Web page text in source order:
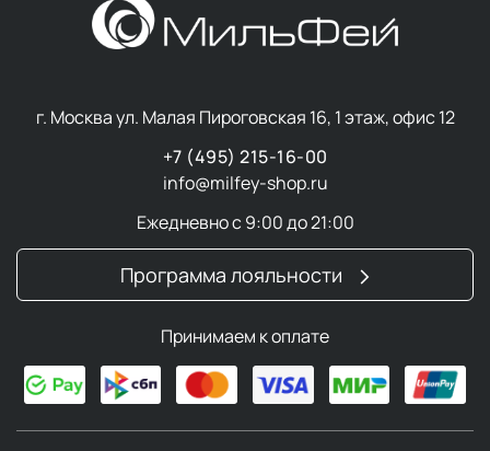
г. Москва ул. Малая Пироговская 16, 1 этаж, офис 12
+7 (495) 215-16-00
info@milfey-shop.ru
Ежедневно с 9:00 до 21:00
Программа лояльности
Принимаем к оплате